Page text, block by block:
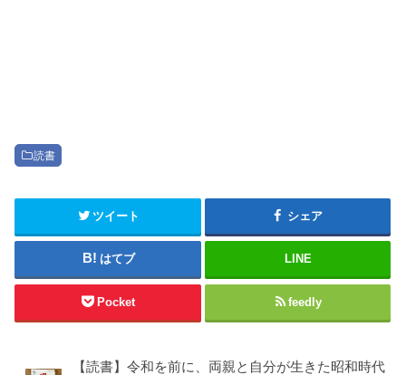
読書
ツイート シェア
はてブ LINE
Pocket feedly
【読書】令和を前に、両親と自分が生きた昭和時代